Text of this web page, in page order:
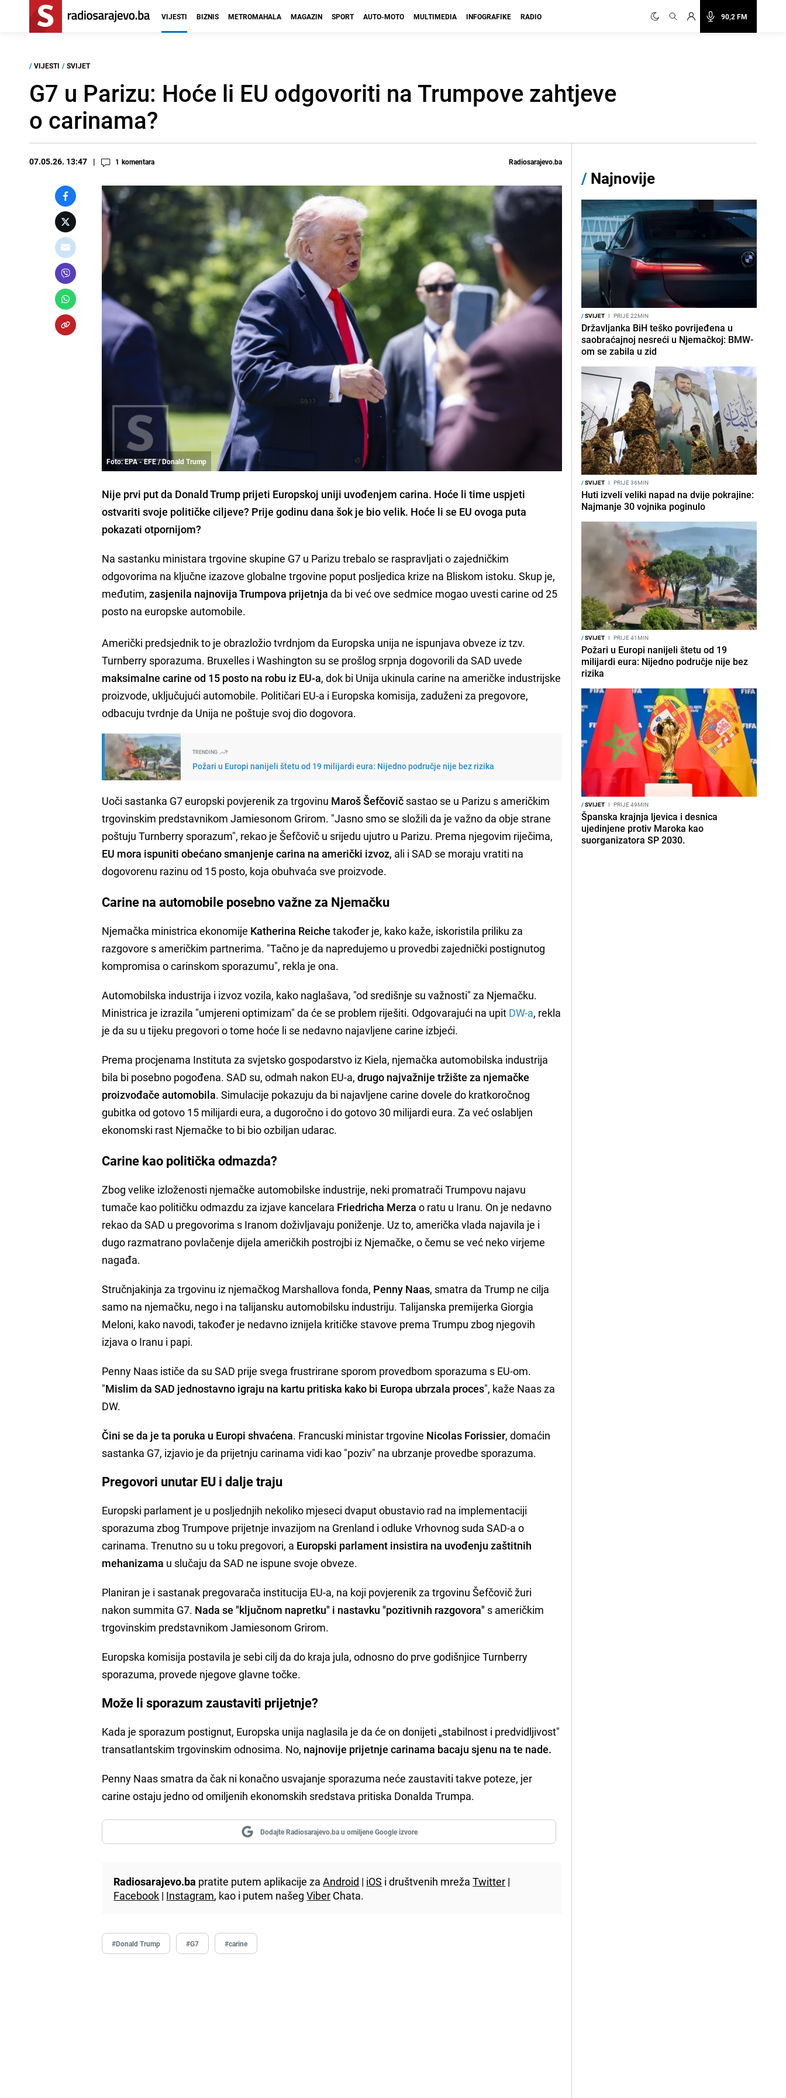
90,2 FM
VIJESTI BIZNIS METROMAHALA MAGAZIN SPORT AUTO-MOTO MULTIMEDIA INFOGRAFIKE RADIO
/ VIJESTI / SVIJET
G7 u Parizu: Hoće li EU odgovoriti na Trumpove zahtjeve
o carinama?
07.05.26. 13:47 1 komentara Radiosarajevo.ba
Foto: EPA - EFE / Donald Trump
Nije prvi put da Donald Trump prijeti Europskoj uniji uvođenjem carina. Hoće li time uspjeti
ostvariti svoje političke ciljeve? Prije godinu dana šok je bio velik. Hoće li se EU ovoga puta
pokazati otpornijom?
Na sastanku ministara trgovine skupine G7 u Parizu trebalo se raspravljati o zajedničkim
odgovorima na ključne izazove globalne trgovine poput posljedica krize na Bliskom istoku. Skup je,
međutim,zasjenila najnovija Trumpova prijetnja da bi već ove sedmice mogao uvesti carine od 25
posto na europske automobile.
Američki predsjednik to je obrazložio tvrdnjom da Europska unija ne ispunjava obveze iz tzv.
Turnberry sporazuma. Bruxelles i Washington su se prošlog srpnja dogovorili da SAD uvede
maksimalne carine od 15 posto na robu iz EU-a, dok bi Unija ukinula carine na američke industrijske
proizvode, uključujući automobile. Političari EU-a i Europska komisija, zaduženi za pregovore,
odbacuju tvrdnje da Unija ne poštuje svoj dio dogovora.
TRENDING
Požari u Europi nanijeli štetu od 19 milijardi eura: Nijedno područje nije bez rizika
Uoči sastanka G7 europski povjerenik za trgovinu Maroš Šefčovič sastao se u Parizu s američkim
trgovinskim predstavnikom Jamiesonom Grirom. "Jasno smo se složili da je važno da obje strane
poštuju Turnberry sporazum", rekao je Šefčovič u srijedu ujutro u Parizu. Prema njegovim riječima,
EU mora ispuniti obećano smanjenje carina na američki izvoz, ali i SAD se moraju vratiti na
dogovorenu razinu od 15 posto, koja obuhvaća sve proizvode.
Carine na automobile posebno važne za Njemačku
Njemačka ministrica ekonomije Katherina Reiche također je, kako kaže, iskoristila priliku za
razgovore s američkim partnerima. "Tačno je da napredujemo u provedbi zajednički postignutog
kompromisa o carinskom sporazumu", rekla je ona.
Automobilska industrija i izvoz vozila, kako naglašava, "od središnje su važnosti" za Njemačku.
Ministrica je izrazila "umjereni optimizam" da će se problem riješiti. Odgovarajući na upit DW-a, rekla
je da su u tijeku pregovori o tome hoće li se nedavno najavljene carine izbjeći.
Prema procjenama Instituta za svjetsko gospodarstvo iz Kiela, njemačka automobilska industrija
bila bi posebno pogođena. SAD su, odmah nakon EU-a,drugo najvažnije tržište za njemačke
proizvođače automobila. Simulacije pokazuju da bi najavljene carine dovele do kratkoročnog
gubitka od gotovo 15 milijardi eura, a dugoročno i do gotovo 30 milijardi eura. Za već oslabljen
ekonomski rast Njemačke to bi bio ozbiljan udarac.
Carine kao politička odmazda?
Zbog velike izloženosti njemačke automobilske industrije, neki promatrači Trumpovu najavu
tumače kao političku odmazdu za izjave kancelara Friedricha Merza o ratu u Iranu. On je nedavno
rekao da SAD u pregovorima s Iranom doživljavaju poniženje. Uz to, američka vlada najavila je i
dugo razmatrano povlačenje dijela američkih postrojbi iz Njemačke, o čemu se već neko virjeme
nagađa.
Stručnjakinja za trgovinu iz njemačkog Marshallova fonda, Penny Naas, smatra da Trump ne cilja
samo na njemačku, nego i na talijansku automobilsku industriju. Talijanska premijerka Giorgia
Meloni, kako navodi, također je nedavno iznijela kritičke stavove prema Trumpu zbog njegovih
izjava o Iranu i papi.
Penny Naas ističe da su SAD prije svega frustrirane sporom provedbom sporazuma s EU-om.
"Mislim da SAD jednostavno igraju na kartu pritiska kako bi Europa ubrzala proces", kaže Naas za
DW.
Čini se da je ta poruka u Europi shvaćena. Francuski ministar trgovine Nicolas Forissier, domaćin
sastanka G7, izjavio je da prijetnju carinama vidi kao "poziv" na ubrzanje provedbe sporazuma.
Pregovori unutar EU i dalje traju
Europski parlament je u posljednjih nekoliko mjeseci dvaput obustavio rad na implementaciji
sporazuma zbog Trumpove prijetnje invazijom na Grenland i odluke Vrhovnog suda SAD-a o
carinama. Trenutno su u toku pregovori, a Europski parlament insistira na uvođenju zaštitnih
mehanizama u slučaju da SAD ne ispune svoje obveze.
Planiran je i sastanak pregovarača institucija EU-a, na koji povjerenik za trgovinu Šefčovič žuri
nakon summita G7. Nada se "ključnom napretku" i nastavku "pozitivnih razgovora" s američkim
trgovinskim predstavnikom Jamiesonom Grirom.
Europska komisija postavila je sebi cilj da do kraja jula, odnosno do prve godišnjice Turnberry
sporazuma, provede njegove glavne točke.
Može li sporazum zaustaviti prijetnje?
Kada je sporazum postignut, Europska unija naglasila je da će on donijeti „stabilnost i predvidljivost"
transatlantskim trgovinskim odnosima. No, najnovije prijetnje carinama bacaju sjenu na te nade.
Penny Naas smatra da čak ni konačno usvajanje sporazuma neće zaustaviti takve poteze, jer
carine ostaju jedno od omiljenih ekonomskih sredstava pritiska Donalda Trumpa.
Dodajte Radiosarajevo.ba u omiljene Google izvore
Radiosarajevo.ba pratite putem aplikacije zaAndroid | iOS i društvenih mrežaTwitter |
Facebook | Instagram, kao i putem našegViber Chata.
#Donald Trump #G7 #carine
/ Najnovije
/SVIJET I PRIJE 22MIN
Državljanka BiH teško povrijeđena u
saobraćajnoj nesreći u Njemačkoj: BMW-
om se zabila u zid
/SVIJET I PRIJE 36MIN
Huti izveli veliki napad na dvije pokrajine:
Najmanje 30 vojnika poginulo
/SVIJET I PRIJE 41MIN
Požari u Europi nanijeli štetu od 19
milijardi eura: Nijedno područje nije bez
rizika
/SVIJET I PRIJE 49MIN
Španska krajnja ljevica i desnica
ujedinjene protiv Maroka kao
suorganizatora SP 2030.